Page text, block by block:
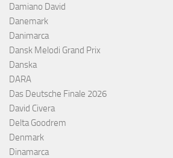
Damiano David
Danemark
Danimarca
Dansk Melodi Grand Prix
Danska
DARA
Das Deutsche Finale 2026
David Civera
Delta Goodrem
Denmark
Dinamarca